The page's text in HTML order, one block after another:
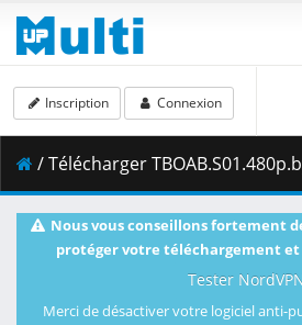
Inscription Connexion
/ Télécharger
Nous vous conseillons fortement
protéger votre téléchargement
Tester
Merci de désactiver votre logiciel anti-